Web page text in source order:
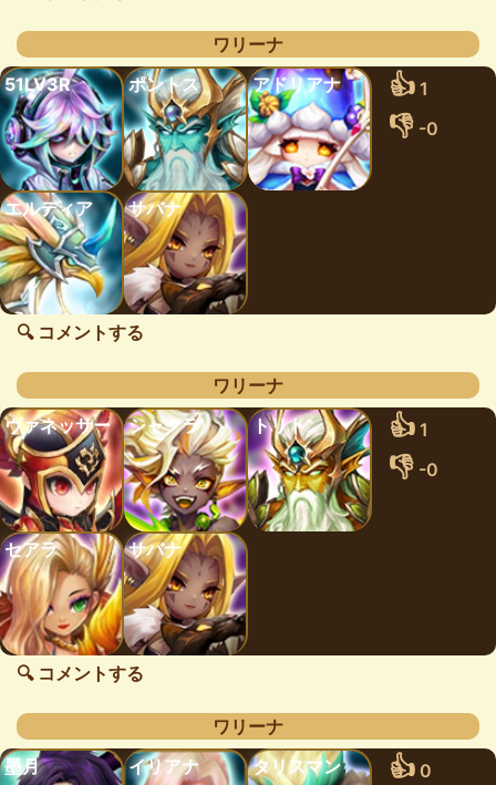
ワリーナ
51LV3R
ポントス アドリアナ 👍 1
👎 -0
エルディア サバナ
🔍 コメントする
ワリーナ
ヴァネッサー
シャクラ トリトン 👍 1
👎 -0
セアラ サバナ
🔍 コメントする
ワリーナ
墨月
イリアナ タリスマン 👍 0